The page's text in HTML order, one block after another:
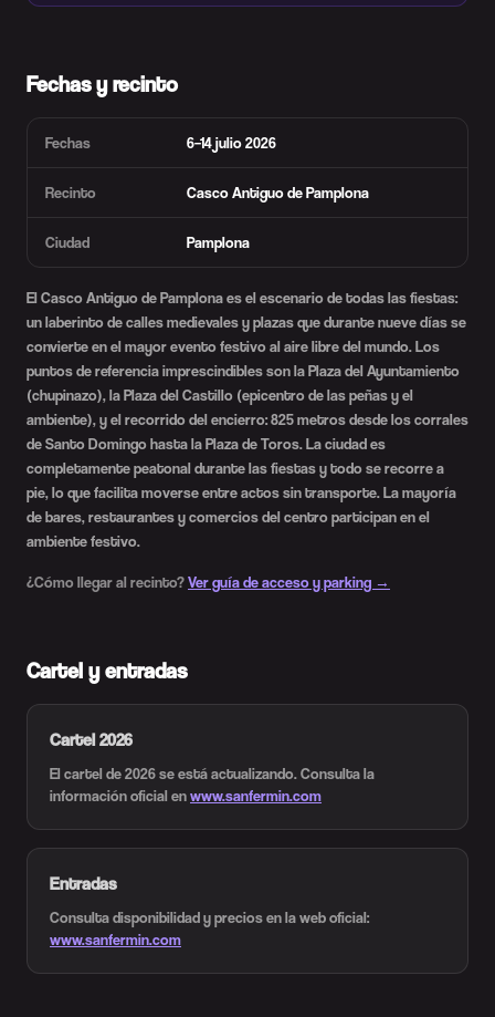
Fechas y recinto
Fechas 6–14 julio 2026
Recinto Casco Antiguo de Pamplona
Ciudad Pamplona
El Casco Antiguo de Pamplona es el escenario de todas las fiestas:
un laberinto de calles medievales y plazas que durante nueve días se
convierte en el mayor evento festivo al aire libre del mundo. Los
puntos de referencia imprescindibles son la Plaza del Ayuntamiento
(chupinazo), la Plaza del Castillo (epicentro de las peñas y el
ambiente), y el recorrido del encierro: 825 metros desde los corrales
de Santo Domingo hasta la Plaza de Toros. La ciudad es
completamente peatonal durante las fiestas y todo se recorre a
pie, lo que facilita moverse entre actos sin transporte. La mayoría
de bares, restaurantes y comercios del centro participan en el
ambiente festivo.
¿Cómo llegar al recinto?Ver guía de acceso y parking →
Cartel y entradas
Cartel 2026
El cartel de 2026 se está actualizando. Consulta la
información oficial enwww.sanfermin.com
Entradas
Consulta disponibilidad y precios en la web oficial:
www.sanfermin.com